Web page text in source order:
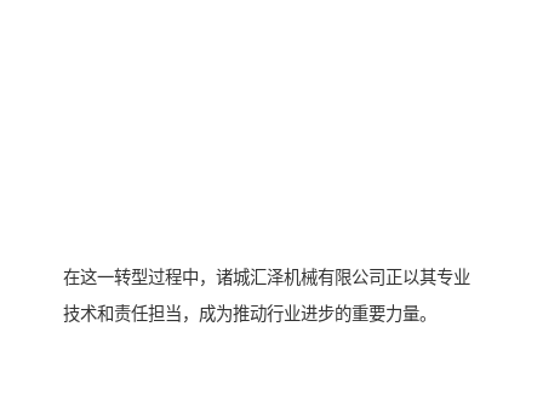
在这一转型过程中，诸城汇泽机械有限公司正以其专业
技术和责任担当，成为推动行业进步的重要力量。